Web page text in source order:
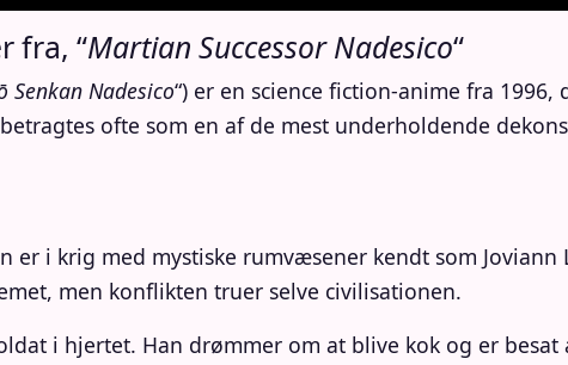
fra, “Martian Successor Nadesico“
Senkan Nadesico“) er en science fiction-anime fra
ofte som en af ​​de mest underholdende
er i krig med mystiske rumvæsener kendt som Joviann
men konflikten truer selve civilisationen.
i hjertet. Han drømmer om at blive kok og er